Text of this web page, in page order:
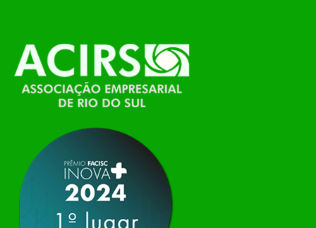
O Polo ACATE-ACIRS, por meio do NIAVI – Núcleo
de Tecnologia da Informação do Alto Vale do
Itajaí, realizou, no dia 21 de julho, o evento
Conexão Tech NIAVI, reunindo empresas de
tecnologia da região para uma noite de
apresentação de novas iniciativas para o setor. O
encontro aconteceu em Rio…